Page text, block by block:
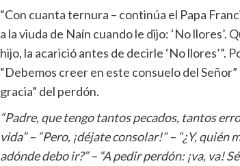
“Con cuanta ternura – continúa el Papa
a la viuda de Naín cuando le dijo: ‘No llores’.
hijo, la acarició antes de decirle ‘No llores’”.
“Debemos creer en este consuelo del
gracia” del perdón.
“Padre, que tengo tantos pecados, tantos
vida” – “Pero, ¡déjate consolar!” – “¿Y, quién
adónde debo ir?” – “A pedir perdón: ¡va, va!